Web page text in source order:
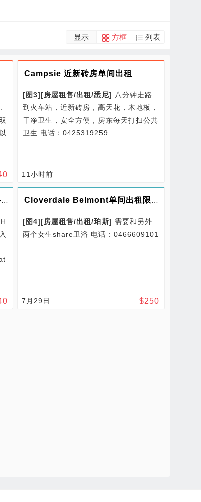
显示 方框 列表
Campsie 近新砖房单间出租
[图3][房屋租售/出租/悉尼] 八分钟走路
到火车站，近新砖房，高天花，木地板，
干净卫生，安全方便，房东每天打扫公共
卫生 电话：0425319259
11小时前
[图4][房屋租售/出租/珀斯] 需要和另外
两个女生share卫浴 电话：0466609101
$250
7月29日